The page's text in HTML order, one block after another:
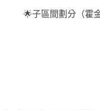
🌟子區間劃分（霍